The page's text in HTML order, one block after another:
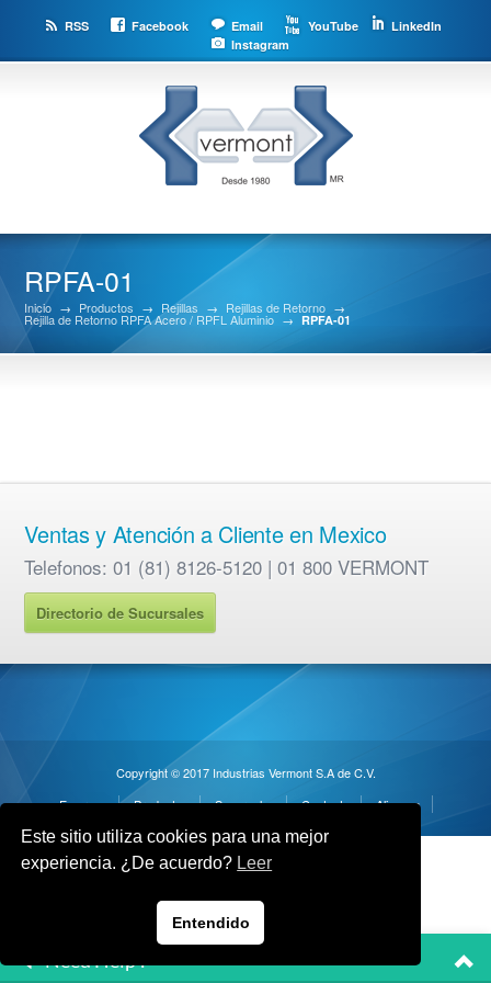
RSS Facebook Email YouTube
LinkedIn
Instagram
RPFA-01
Inicio → Productos → Rejillas → Rejillas de Retorno →
Rejilla de Retorno RPFA Acero / RPFL Aluminio → RPFA-01
Ventas y Atención a Cliente en Mexico
Telefonos: 01 (81) 8126-5120 | 01 800 VERMONT
Directorio de Sucursales
Copyright © 2017 Industrias Vermont S.A de C.V.
Empresa
Productos Sucursales Contacto Alianzas
Need Help ?
Este sitio utiliza cookies para una mejor
experiencia. ¿De acuerdo? Leer
Entendido